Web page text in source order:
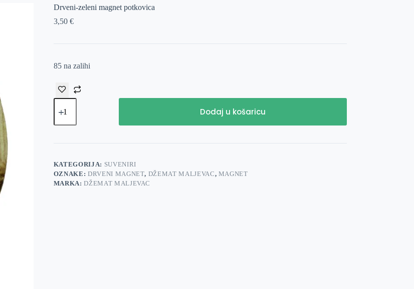
Drveni-zeleni magnet potkovica
3,50 €
85 na zalihi
Drveni-
zeleni
potkovica
Dodaj u košaricu
KATEGORIJA: SUVENIRI
OZNAKE: DRVENI MAGNET, DŽEMAT MALJEVAC, MAGNET
MARKA:DŽEMAT MALJEVAC